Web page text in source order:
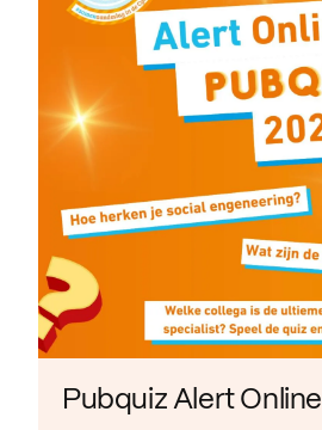
Pubquiz Alert Online